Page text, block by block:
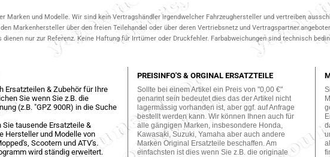
Marken und Modelle. Wir sind kein Vertragshändler irgendwelcher Fahrzeughersteller und vertreiben
Markenhersteller über den freien Teilehandel oder über deren Vertriebsnetz und
nur zur Referenz. Keine Haftung für Irrtümer oder Druckfehler. Farbabweichungen sind technisch
Ersatzteilen & Zubehör für Ihre
Sie wenn Sie z.B. die
(z.B. "GPZ 900R) in die Suche
Sie tausende Ersatzteile &
Hersteller und Modelle von
Scootern und ATV's.
wird ständig erweitert.
PREISINFO'S & ORGINAL ERSATZTEILE
Sollte bei einem Artikel ein Preis von "0,00 €"
genannt sein bedeutet dies das der Artikel nicht
lagermässig vorhanden ist, aber ggf. auf Anfrage
bestellt werden kann. Wir können Ihnen auch für
alle gängigen Marken, insbesondere Honda,
Kawasaki, Suzuki, Yamaha aber auch andere
Marken Original Ersatzteile beschaffen. Am
einfachsten ist dies wenn Sie z.B. die originale